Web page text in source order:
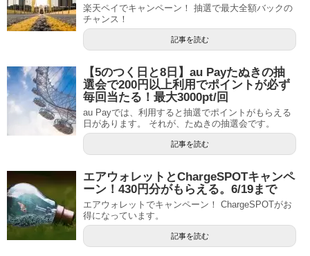
楽天ペイでキャンペーン！ 抽選で最大全額バックの
チャンス！
記事を読む
【5のつく日と8日】au Payたぬきの抽
選会で200円以上利用でポイントが必ず
毎回当たる！最大3000pt/回
au Payでは、利用すると抽選でポイントがもらえる
日があります。 それが、たぬきの抽選会です。
記事を読む
エアウォレットとChargeSPOTキャンペ
ーン！430円分がもらえる。6/19まで
エアウォレットでキャンペーン！ ChargeSPOTがお
得になっています。
記事を読む